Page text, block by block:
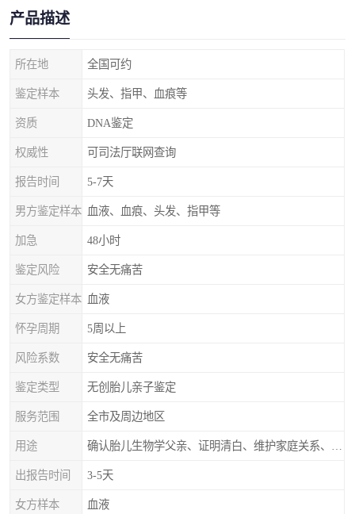
产品描述
所在地 全国可约
鉴定样本 头发、指甲、血痕等
资质 DNA鉴定
权威性 可司法厅联网查询
报告时间 5-7天
男方鉴定样本 血液、血痕、头发、指甲等
加急 48小时
鉴定风险 安全无痛苦
女方鉴定样本 血液
怀孕周期 5周以上
风险系数 安全无痛苦
鉴定类型 无创胎儿亲子鉴定
服务范围 全市及周边地区
用途
出报告时间 3-5天
女方样本 血液